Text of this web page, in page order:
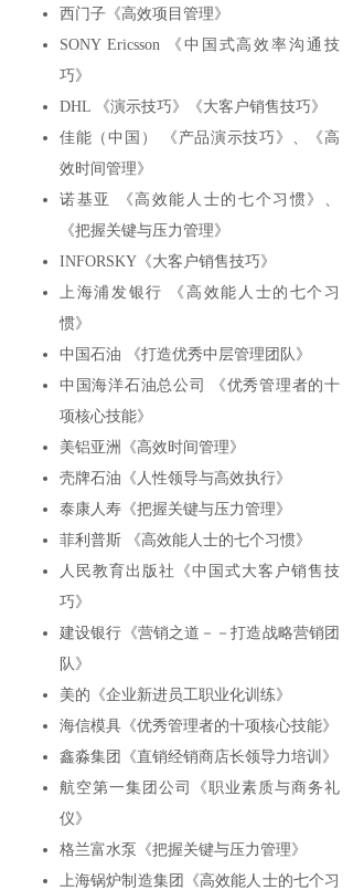
西门子《高效项目管理》
SONY Ericsson 《中国式高效率沟通技
巧》
DHL 《演示技巧》《大客户销售技巧》
佳能（中国） 《产品演示技巧》、《高
效时间管理》
诺基亚 《高效能人士的七个习惯》、
《把握关键与压力管理》
INFORSKY《大客户销售技巧》
上海浦发银行 《高效能人士的七个习
惯》
中国石油 《打造优秀中层管理团队》
中国海洋石油总公司 《优秀管理者的十
项核心技能》
美铝亚洲《高效时间管理》
壳牌石油《人性领导与高效执行》
泰康人寿《把握关键与压力管理》
菲利普斯 《高效能人士的七个习惯》
人民教育出版社《中国式大客户销售技
巧》
建设银行《营销之道－－打造战略营销团
队》
美的《企业新进员工职业化训练》
海信模具《优秀管理者的十项核心技能》
鑫淼集团《直销经销商店长领导力培训》
航空第一集团公司《职业素质与商务礼
仪》
格兰富水泵《把握关键与压力管理》
上海锅炉制造集团《高效能人士的七个习